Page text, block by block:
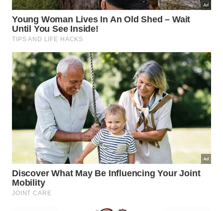
profissional. O @ DrRodrigoLopes apresenta uma
série completa de exercícios que respeitam o ritmo
dos seus tecidos conjuntivos, ideal para quem quer
começar o dia com menos tensão:
Como o alongamento matinal